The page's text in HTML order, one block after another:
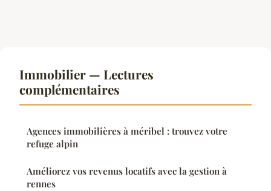
Immobilier — Lectures
complémentaires
Agences immobilières à méribel : trouvez votre
refuge alpin
Améliorez vos revenus locatifs avec la gestion à
rennes